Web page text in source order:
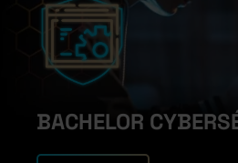
BACHELOR